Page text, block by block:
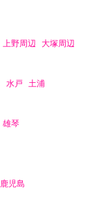
上野周辺 大塚周辺
水戸 土浦
雄琴
鹿児島